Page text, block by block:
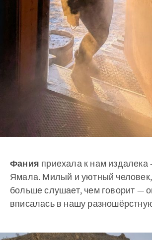
Фания приехала к нам издалека
Ямала. Милый и уютный
больше слушает, чем говорит —
вписалась в нашу